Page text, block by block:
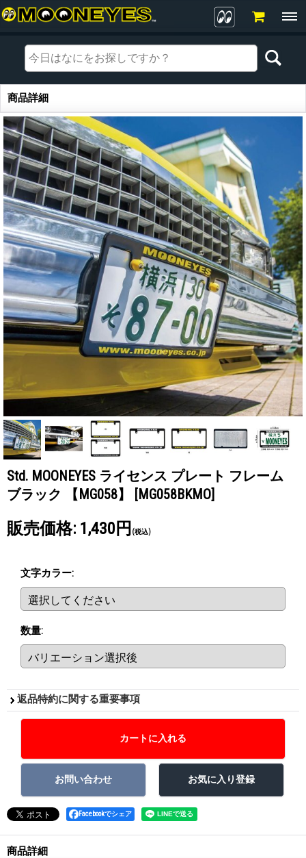
商品詳細
商品詳細
Std. MOONEYES ライセンス プレート フレーム
ブラック 【MG058】
[MG058BKMO]
販売価格: 1,430円 (税込)
文字カラー:
数量:
返品特約に関する重要事項
Facebookでシェア
商品詳細